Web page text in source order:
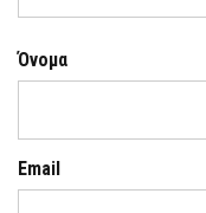
Όνομα
Email